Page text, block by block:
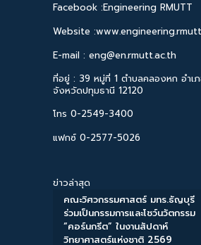
Facebook :Engineering RMUTT
Website
E-mail : eng@en.rmutt.ac.th
ที่อยู่ : 39 หมู่ที่ 1 ตำบลคลองหก อำเ
จังหวัดปทุมธานี 12120
โทร 0-2549-3400
แฟกซ์ 0-2577-5026
ข่าวล่าสุด
คณะวิศวกรรมศาสตร์ มทร.ธัญบุรี
ร่วมเป็นกรรมการและโชว์นวัตกรรม
“คอร์นกรีต” ในงานสัปดาห์
วิทยาศาสตร์แห่งชาติ 2569